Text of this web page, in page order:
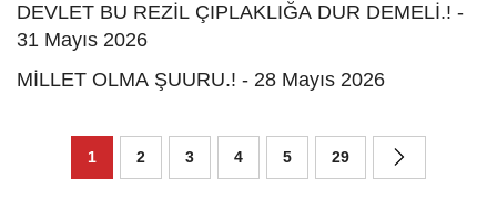
DEVLET BU REZİL ÇIPLAKLIĞA DUR DEMELİ.! -
31 Mayıs 2026
MİLLET OLMA ŞUURU.! - 28 Mayıs 2026
1 2 3 4 5 29